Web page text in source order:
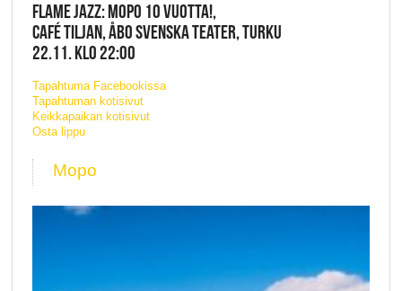
FLAME JAZZ: MOPO 10 VUOTTA!,
CAFÉ TILJAN, ÅBO SVENSKA TEATER, TURKU
22.11. KLO 22:00
Tapahtuma Facebookissa
Tapahtuman kotisivut
Keikkapaikan kotisivut
Osta lippu
Mopo